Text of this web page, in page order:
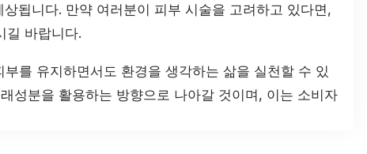
됩니다. 만약 여러분이 피부 시술을 고려하고 있다면,
길 바랍니다.
를 유지하면서도 환경을 생각하는 삶을 실천할 수 있
성분을 활용하는 방향으로 나아갈 것이며, 이는 소비자